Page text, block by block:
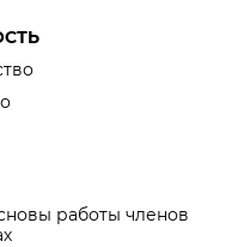
работы членов